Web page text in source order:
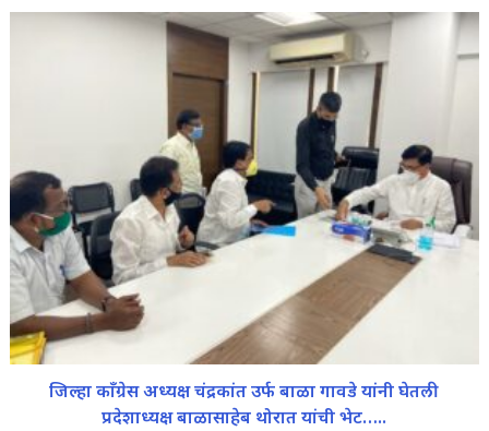
जिल्हा काँग्रेस अध्यक्ष चंद्रकांत उर्फ बाळा गावडे यांनी घेतली
प्रदेशाध्यक्ष बाळासाहेब थोरात यांची भेट…..